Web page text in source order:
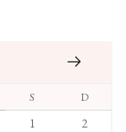
S
D
1
2